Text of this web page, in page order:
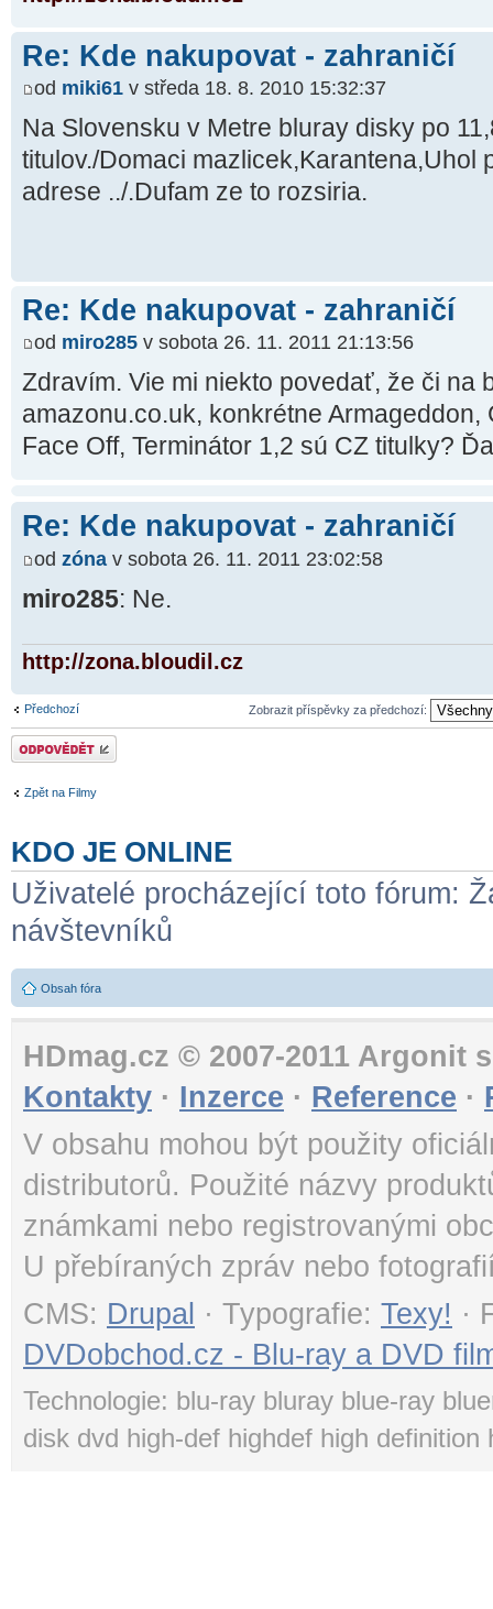
Re: Kde nakupovat - zahraničí
od miki61 v středa 18. 8. 2010 15:32:37
Na Slovensku v Metre bluray disky po
titulov./Domaci mazlicek,Karantena,Uhol
adrese ../.Dufam ze to rozsiria.
Re: Kde nakupovat - zahraničí
od miro285 v sobota 26. 11. 2011 21:13:56
Zdravím. Vie mi niekto povedať, že či na
amazonu.co.uk, konkrétne
Face Off, Terminátor 1,2 sú CZ titulky?
Re: Kde nakupovat - zahraničí
od zóna v sobota 26. 11. 2011 23:02:58
miro285: Ne.
http://zona.bloudil.cz
Předchozí Zobrazit příspěvky za předchozí:
Odeslat odpověď
Zpět na Filmy
KDO JE ONLINE
Uživatelé procházející toto fórum:
návštevníků
Obsah fóra
HDmag.cz © 2007-2011 Argonit
Kontakty · Inzerce · Reference ·
V obsahu mohou být použity
distributorů. Použité názvy
známkami nebo registrovanými
U přebíraných zpráv nebo
CMS: Drupal · Typografie: Texy! ·
DVDobchod.cz - Blu-ray a DVD
Technologie: blu-ray bluray blue-ray
disk dvd high-def highdef high